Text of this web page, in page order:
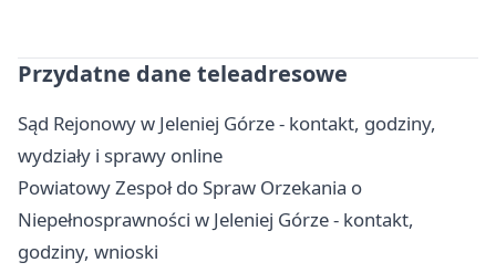
Przydatne dane teleadresowe
Sąd Rejonowy w Jeleniej Górze - kontakt, godziny,
wydziały i sprawy online
Powiatowy Zespoł do Spraw Orzekania o
Niepełnosprawności w Jeleniej Górze - kontakt,
godziny, wnioski